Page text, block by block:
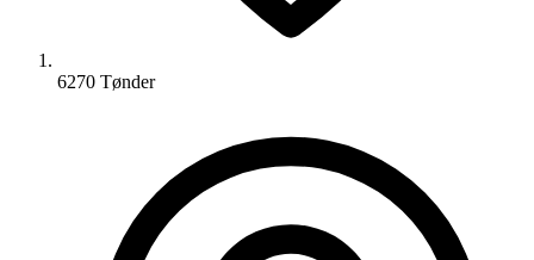
6270 Tønder